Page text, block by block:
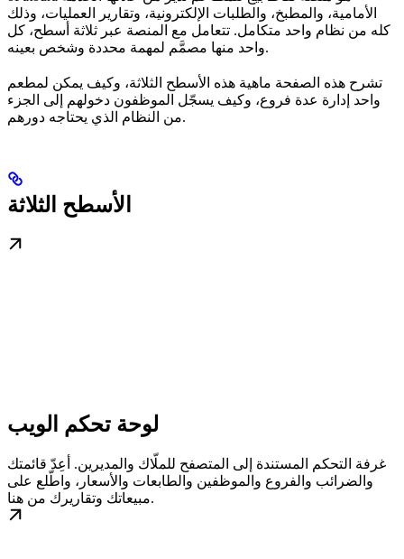
الأمامية، والمطبخ، والطلبات الإلكترونية، وتقارير العمليات، وذلك
كله من نظام واحد متكامل. تتعامل مع المنصة عبر ثلاثة أسطح، كل
واحد منها مصمَّم لمهمة محددة وشخص بعينه.
تشرح هذه الصفحة ماهية هذه الأسطح الثلاثة، وكيف يمكن لمطعم
واحد إدارة عدة فروع، وكيف يسجّل الموظفون دخولهم إلى الجزء
من النظام الذي يحتاجه دورهم.
الأسطح الثلاثة
لوحة تحكم الويب
غرفة التحكم المستندة إلى المتصفح للملّاك والمديرين. أعِدّ قائمتك
والضرائب والفروع والموظفين والطابعات والأسعار، واطّلع على
مبيعاتك وتقاريرك من هنا.